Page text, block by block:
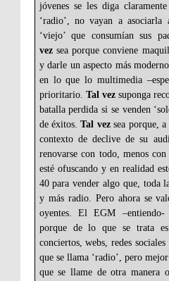
jóvenes se les diga
‘radio’, no vayan a asociarla
‘viejo’ que consumían sus
vez sea porque conviene
y darle un aspecto más
en lo que lo multimedia
prioritario. Tal vez suponga
batalla perdida si se venden
de éxitos.Tal vezsea porque,
contexto de declive de su
renovarse con todo, menos
esté ofuscando y en realidad
40 para vender algo que, toda
y más radio. Pero ahora se
oyentes. El EGM –entiendo-
porque de lo que se trata
conciertos, webs, redes
que se llama ‘radio’, pero
que se llame de otra manera